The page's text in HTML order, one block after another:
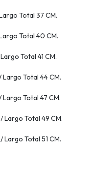
Total 37 CM.
Total 40 CM.
Total 41 CM.
Largo Total 44 CM.
Largo Total 47 CM.
Largo Total 49 CM.
Largo Total 51 CM.